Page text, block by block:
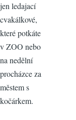
jen ledajací
cvakálkové,
které potkáte
v ZOO nebo
na nedělní
procházce za
městem s
kočárkem.